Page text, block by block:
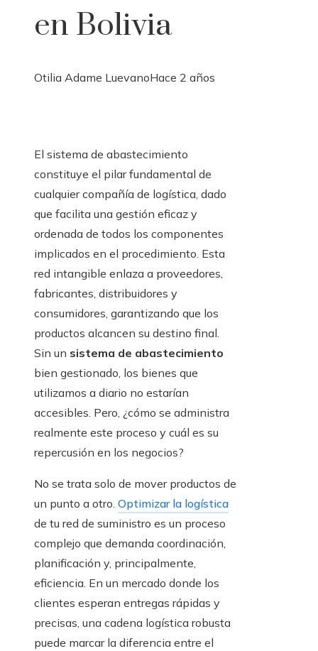
en Bolivia
Otilia Adame LuevanoHace 2 años
El sistema de abastecimiento
constituye el pilar fundamental de
cualquier compañía de logística, dado
que facilita una gestión eficaz y
ordenada de todos los componentes
implicados en el procedimiento. Esta
red intangible enlaza a proveedores,
fabricantes, distribuidores y
consumidores, garantizando que los
productos alcancen su destino final.
Sin un sistema de abastecimiento
bien gestionado, los bienes que
utilizamos a diario no estarían
accesibles. Pero, ¿cómo se administra
realmente este proceso y cuál es su
repercusión en los negocios?
No se trata solo de mover productos de
un punto a otro. Optimizar la logística
de tu red de suministro es un proceso
complejo que demanda coordinación,
planificación y, principalmente,
eficiencia. En un mercado donde los
clientes esperan entregas rápidas y
precisas, una cadena logística robusta
puede marcar la diferencia entre el